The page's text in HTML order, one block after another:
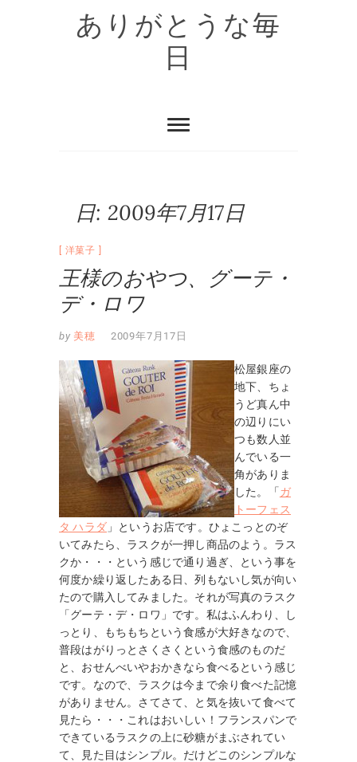
ありがとうな毎
日
日: 2009年7月17日
洋菓子
王様のおやつ、グーテ・
デ・ロワ
by 美穂 2009年7月17日
松屋銀座の
地下、ちょ
うど真ん中
の辺りにい
つも数人並
んでいる一
角がありま
した。「ガ
トーフェス
タ ハラダ 」というお店です。ひょこっとのぞ
いてみたら、ラスクが一押し商品のよう。ラス
クか・・・という感じで通り過ぎ、という事を
何度か繰り返したある日、列もないし気が向い
たので購入してみました。それが写真のラスク
「グーテ・デ・ロワ」です。私はふんわり、し
っとり、もちもちという食感が大好きなので、
普段はがりっとさくさくという食感のものだ
と、おせんべいやおかきなら食べるという感じ
です。なので、ラスクは今まで余り食べた記憶
がありません。さてさて、と気を抜いて食べて
見たら・・・これはおいしい！フランスパンで
できているラスクの上に砂糖がまぶされてい
て、見た目はシンプル。だけどこのシンプルな